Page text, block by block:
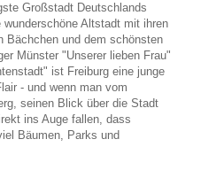
Großstadt Deutschlands
Altstadt mit ihren
Bächchen und dem schönsten
Münster "Unserer lieben Frau"
ist Freiburg eine junge
- und wenn man vom
seinen Blick über die Stadt
ins Auge fallen, dass
Bäumen, Parks und